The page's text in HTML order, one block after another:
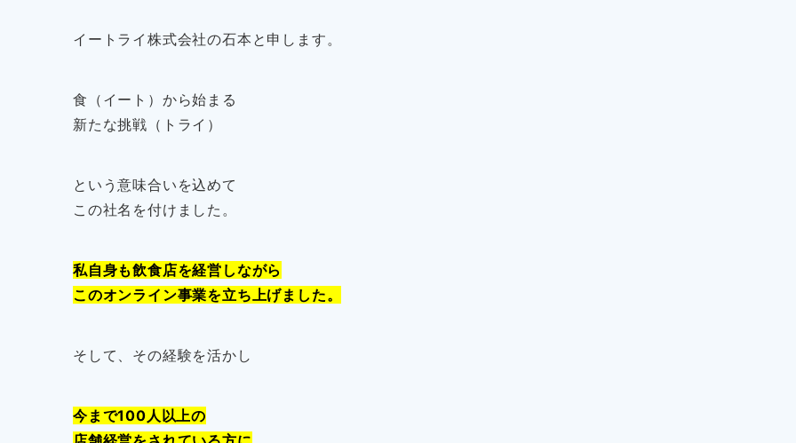
イートライ株式会社の石本と申します。
食（イート）から始まる
新たな挑戦（トライ）
という意味合いを込めて
この社名を付けました。
私自身も飲食店を経営しながら
このオンライン事業を立ち上げました。
そして、その経験を活かし
今まで100人以上の